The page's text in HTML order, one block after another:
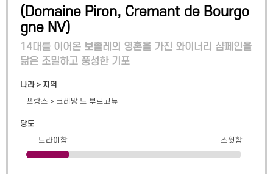
(Domaine Piron, Cremant de Bourgo
gne NV)
14대를 이어온 보졸레의 영혼을 가진 와이너리 샴페인을
닮은 조밀하고 풍성한 기포
나라 > 지역
프랑스 > 크레망 드 부르고뉴
당도
드라이함
스윗함